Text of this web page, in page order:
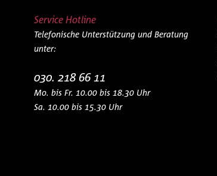
Service Hotline
Telefonische Unterstützung und Beratung
unter:
030. 218 66 11
Mo. bis Fr. 10.00 bis 18.30 Uhr
Sa. 10.00 bis 15.30 Uhr